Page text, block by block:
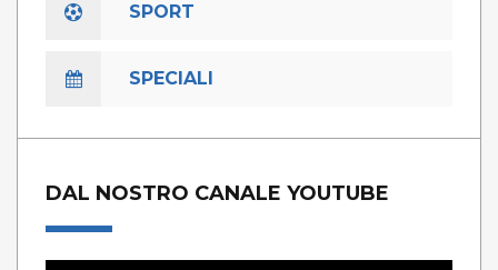
SPORT
SPECIALI
DAL NOSTRO CANALE YOUTUBE